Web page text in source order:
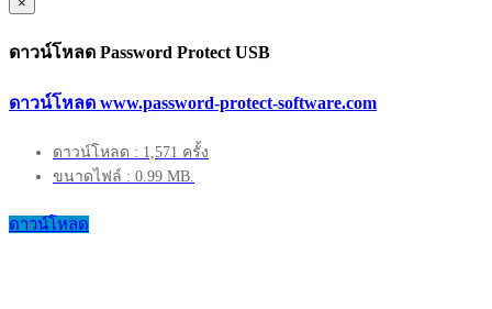
ดาวน์โหลด Password Protect USB
ดาวน์โหลด www.password-protect-software.com
ดาวน์โหลด : 1,571 ครั้ง
ขนาดไฟล์ : 0.99 MB.
ดาวน์โหลด